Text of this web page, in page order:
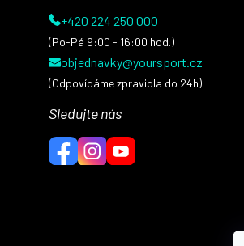
+420 224 250 000
(Po-Pá 9:00 - 16:00 hod.)
objednavky@yoursport.cz
(Odpovídáme zpravidla do 24h)
Sledujte nás